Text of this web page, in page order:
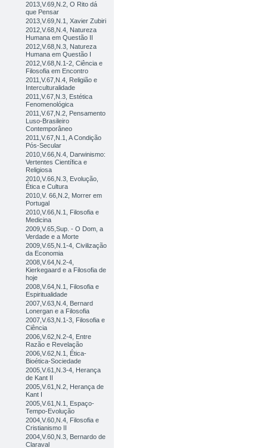
2013,V.69,N.2, O Rito dá
que Pensar
2013,V.69,N.1, Xavier Zubiri
2012,V.68,N.4, Natureza
Humana em Questão II
2012,V.68,N.3, Natureza
Humana em Questão I
2012,V.68,N.1-2, Ciência e
Filosofia em Encontro
2011,V.67,N.4, Religião e
Interculturalidade
2011,V.67,N.3, Estética
Fenomenológica
2011,V.67,N.2, Pensamento
Luso-Brasileiro
Contemporâneo
2011,V.67,N.1, A Condição
Pós-Secular
2010,V.66,N.4, Darwinismo:
Vertentes Científica e
Religiosa
2010,V.66,N.3, Evolução,
Ética e Cultura
2010,V. 66,N.2, Morrer em
Portugal
2010,V.66,N.1, Filosofia e
Medicina
2009,V.65,Sup. - O Dom, a
Verdade e a Morte
2009,V.65,N.1-4, Civilização
da Economia
2008,V.64,N.2-4,
Kierkegaard e a Filosofia de
hoje
2008,V.64,N.1, Filosofia e
Espiritualidade
2007,V.63,N.4, Bernard
Lonergan e a Filosofia
2007,V.63,N.1-3, Filosofia e
Ciência
2006,V.62,N.2-4, Entre
Razão e Revelação
2006,V.62,N.1, Ética-
Bioética-Sociedade
2005,V.61,N.3-4, Herança
de Kant II
2005,V.61,N.2, Herança de
Kant I
2005,V.61,N.1, Espaço-
Tempo-Evolução
2004,V.60,N.4, Filosofia e
Cristianismo II
2004,V.60,N.3, Bernardo de
Claraval